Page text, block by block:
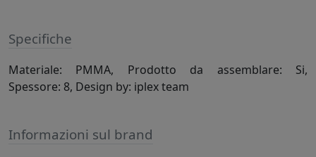
Specifiche
Materiale: PMMA, Prodotto da assemblare: Si,
Spessore: 8, Design by: iplex team
Informazioni sul brand